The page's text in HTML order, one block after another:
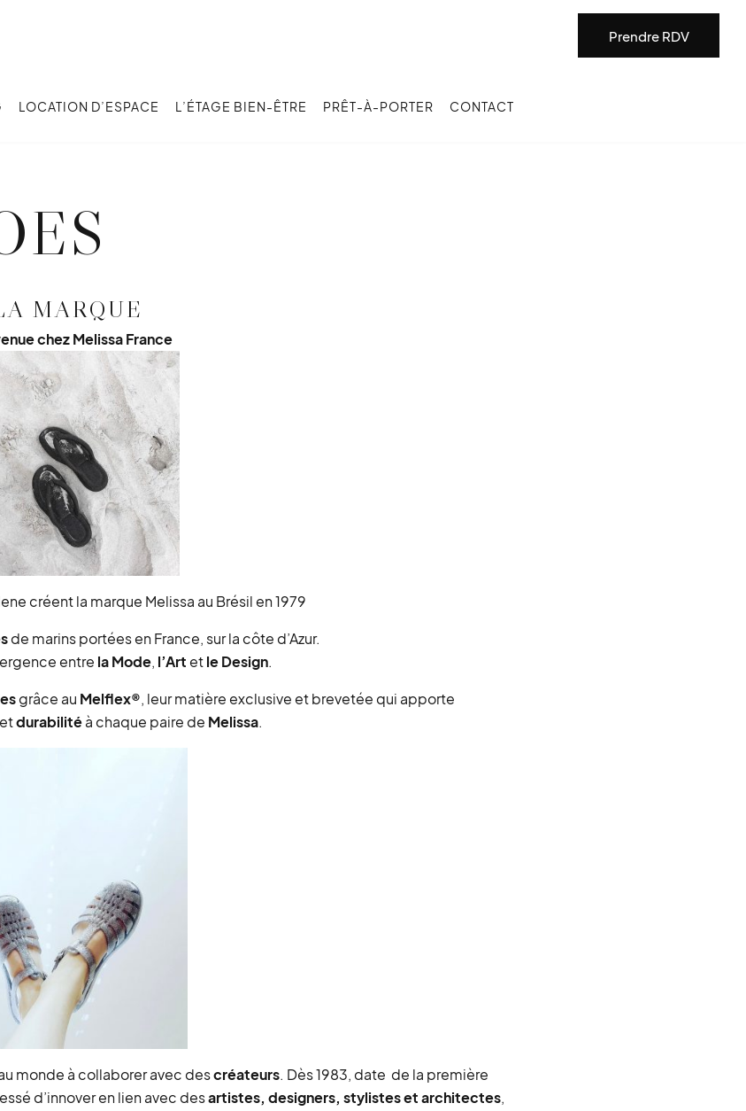
Prendre RDV
LOCATION D’ESPACE L’ÉTAGE BIEN-ÊTRE PRÊT-À-PORTER CONTACT
MARQUE
chez Melissa France
créent la marque Melissa au Brésil en 1979
de marins portées en France, sur la côte d’Azur.
entre la Mode, l’Art etle Design.
grâce au Melflex®, leur matière exclusive et brevetée qui apporte
etdurabilitéà chaque paire de Melissa.
monde à collaborer avec descréateurs. Dès 1983, date de la première
d’innover en lien avec desartistes, designers, stylistes et architectes,